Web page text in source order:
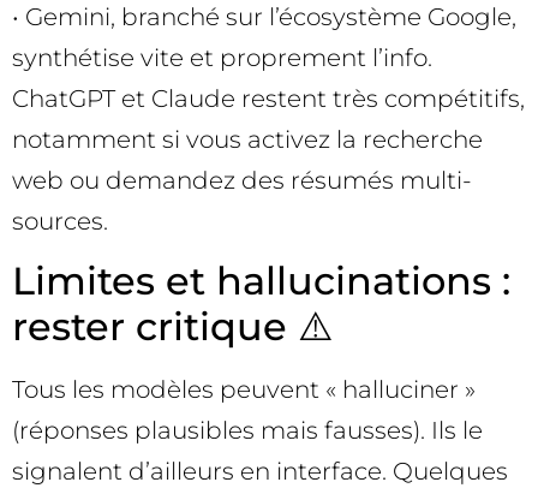
• Gemini, branché sur l’écosystème Google,
synthétise vite et proprement l’info.
ChatGPT et Claude restent très compétitifs,
notamment si vous activez la recherche
web ou demandez des résumés multi-
sources.
Limites et hallucinations :
rester critique ⚠️
Tous les modèles peuvent « halluciner »
(réponses plausibles mais fausses). Ils le
signalent d’ailleurs en interface. Quelques